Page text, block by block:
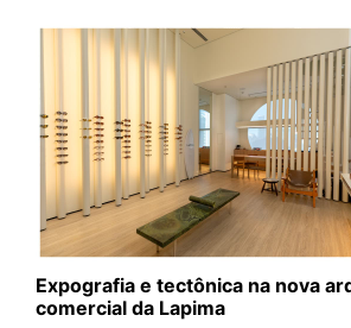
Expografia e tectônica na nova
comercial da Lapima